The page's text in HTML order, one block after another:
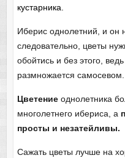
кустарника.
Иберис однолетний, и он
следовательно, цветы
обойтись и без этого,
размножается самосевом.
Цветениеоднолетника
многолетнего ибериса, а
просты и незатейливы.
Сажать цветы лучше на